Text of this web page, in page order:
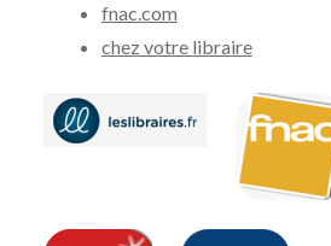
fnac.com
chez votre libraire